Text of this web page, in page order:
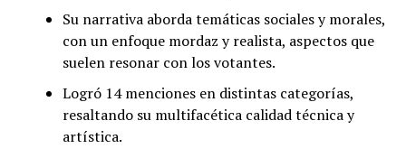
Su narrativa aborda temáticas sociales y morales,
con un enfoque mordaz y realista, aspectos que
suelen resonar con los votantes.
Logró 14 menciones en distintas categorías,
resaltando su multifacética calidad técnica y
artística.